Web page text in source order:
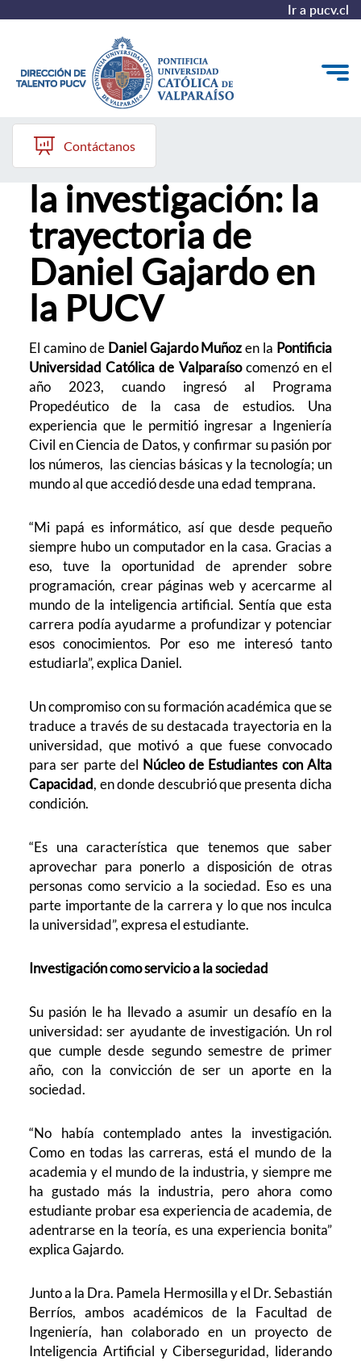
Ir a pucv.cl
Quiénes somos
Nuestros Programas
Investigación
Recursos
Contáctanos
De Propedéutico a
la investigación: la
trayectoria de
Daniel Gajardo en
la PUCV
El camino de Daniel Gajardo Muñozen la Pontificia
Universidad Católica de Valparaísocomenzó en el
año 2023, cuando ingresó al Programa
Propedéutico de la casa de estudios. Una
experiencia que le permitió ingresar a Ingeniería
Civil en Ciencia de Datos, y confirmar su pasión por
los números, las ciencias básicas y la tecnología; un
mundo al que accedió desde una edad temprana.
“Mi papá es informático, así que desde pequeño
siempre hubo un computador en la casa. Gracias a
eso, tuve la oportunidad de aprender sobre
programación, crear páginas web y acercarme al
mundo de la inteligencia artificial. Sentía que esta
carrera podía ayudarme a profundizar y potenciar
esos conocimientos. Por eso me interesó tanto
estudiarla”, explica Daniel.
Un compromiso con su formación académica que se
traduce a través de su destacada trayectoria en la
universidad, que motivó a que fuese convocado
para ser parte del Núcleo de Estudiantes con Alta
Capacidad, en donde descubrió que presenta dicha
condición.
“Es una característica que tenemos que saber
aprovechar para ponerlo a disposición de otras
personas como servicio a la sociedad. Eso es una
parte importante de la carrera y lo que nos inculca
la universidad”, expresa el estudiante.
Investigación como servicio a la sociedad
Su pasión le ha llevado a asumir un desafío en la
universidad: ser ayudante de investigación. Un rol
que cumple desde segundo semestre de primer
año, con la convicción de ser un aporte en la
sociedad.
“No había contemplado antes la investigación.
Como en todas las carreras, está el mundo de la
academia y el mundo de la industria, y siempre me
ha gustado más la industria, pero ahora como
estudiante probar esa experiencia de academia, de
adentrarse en la teoría, es una experiencia bonita”
explica Gajardo.
Junto a la Dra. Pamela Hermosilla y el Dr. Sebastián
Berríos, ambos académicos de la Facultad de
Ingeniería, han colaborado en un proyecto de
Inteligencia Artificial y Ciberseguridad, liderando